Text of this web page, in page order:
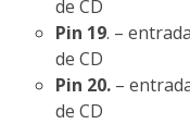
de CD
Pin 19. –
de CD
Pin 20.–
de CD